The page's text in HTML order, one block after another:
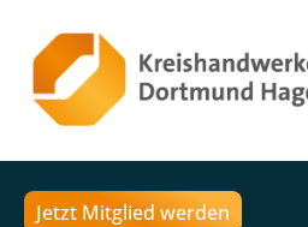
Jetzt Mitglied werden